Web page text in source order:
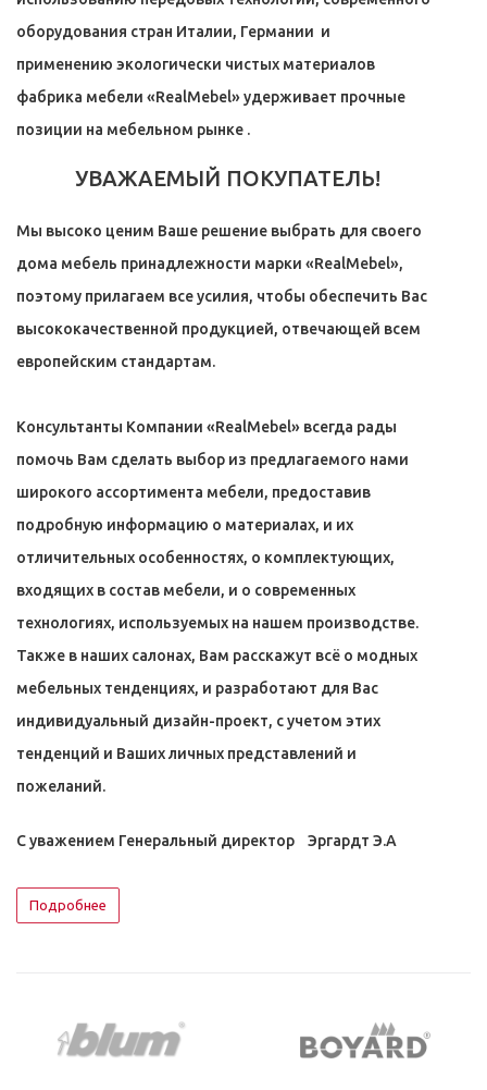
оборудования стран Италии, Германии и
применению экологически чистых материалов
фабрика мебели «RealMebel» удерживает прочные
позиции на мебельном рынке .
УВАЖАЕМЫЙ ПОКУПАТЕЛЬ!
Мы высоко ценим Ваше решение выбрать для своего
дома мебель принадлежности марки «RealMebel»,
поэтому прилагаем все усилия, чтобы обеспечить Вас
высококачественной продукцией, отвечающей всем
европейским стандартам.
Консультанты Компании «RealMebel» всегда рады
помочь Вам сделать выбор из предлагаемого нами
широкого ассортимента мебели, предоставив
подробную информацию о материалах, и их
отличительных особенностях, о комплектующих,
входящих в состав мебели, и о современных
технологиях, используемых на нашем производстве.
Также в наших салонах, Вам расскажут всё о модных
мебельных тенденциях, и разработают для Вас
индивидуальный дизайн-проект, с учетом этих
тенденций и Ваших личных представлений и
пожеланий.
С уважением Генеральный директор Эргардт Э.А
Подробнее